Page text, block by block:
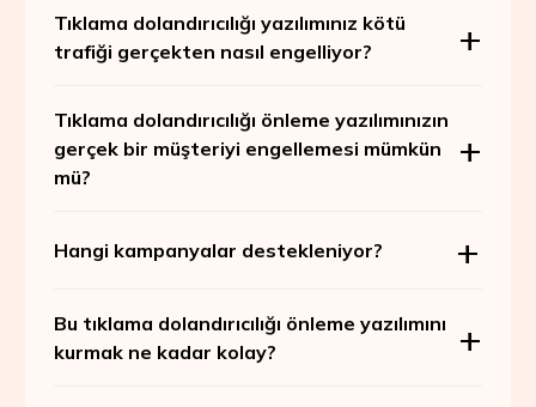
Tıklama dolandırıcılığı yazılımınız kötü
trafiği gerçekten nasıl engelliyor?
Tıklama dolandırıcılığı önleme yazılımınızın
gerçek bir müşteriyi engellemesi mümkün
mü?
Hangi kampanyalar destekleniyor?
Bu tıklama dolandırıcılığı önleme yazılımını
kurmak ne kadar kolay?